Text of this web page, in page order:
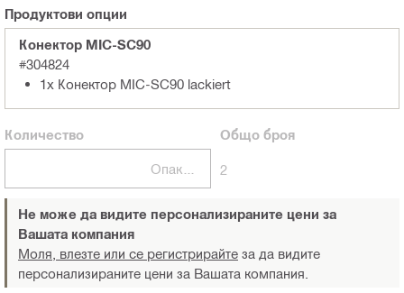
Продуктови опции
Конектор MIC-SC90
#304824
1x Конектор MIC-SC90 lackiert
Количество Общо броя
2
Не може да видите персонализираните цени за
Вашата компания
Моля, влезте или се регистрирайте за да видите
персонализираните цени за Вашата компания.